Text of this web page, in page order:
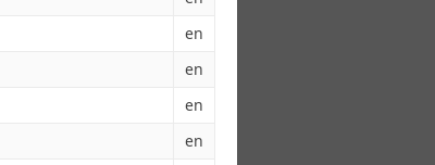
en
en
en
en